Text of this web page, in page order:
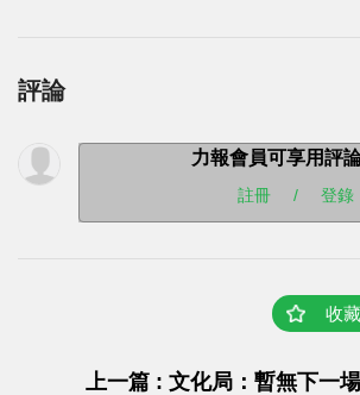
評論
力報會員可享用評
註冊 / 登錄
收藏
上一篇 : 文化局：暫無下一